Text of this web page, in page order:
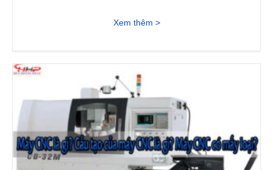
Xem thêm >